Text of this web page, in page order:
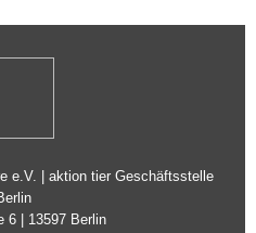
e.V. | aktion tier Geschäftsstelle
6 | 13597 Berlin